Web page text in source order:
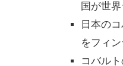
国が世
日本の
をフィ
コバル